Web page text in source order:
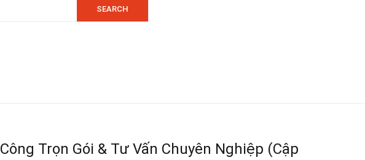
SEARCH
Trọn Gói & Tư Vấn Chuyên Nghiệp (Cập